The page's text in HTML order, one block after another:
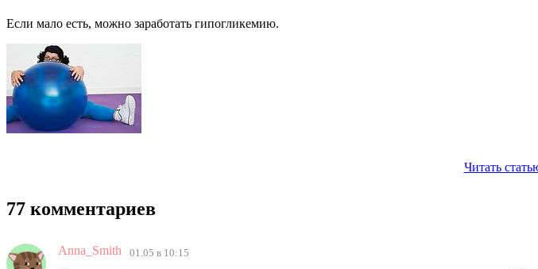
Если мало есть, можно заработать гипогликемию.
Читать
77 комментариев
Anna_Smith 01.05 в 10:15